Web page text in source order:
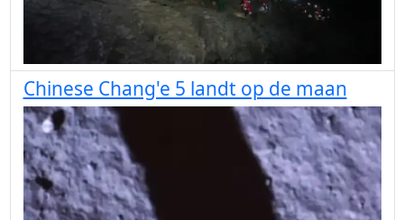
Chinese Chang'e 5 landt op de maan